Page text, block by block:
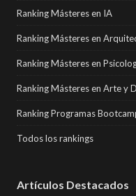
Ranking Másteres en IA
Ranking Másteres en
Ranking Másteres en
Ranking Másteres en Arte y
Ranking Programas
Todos los rankings
Artículos Destacados